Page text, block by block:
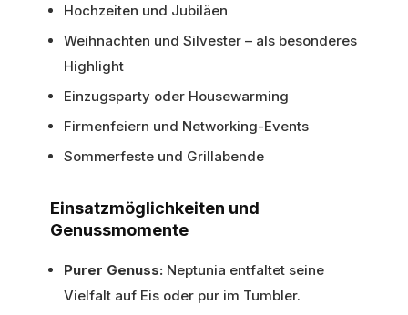
Hochzeiten und Jubiläen
Weihnachten und Silvester – als besonderes
Highlight
Einzugsparty oder Housewarming
Firmenfeiern und Networking-Events
Sommerfeste und Grillabende
Einsatzmöglichkeiten und
Genussmomente
Purer Genuss: Neptunia entfaltet seine
Vielfalt auf Eis oder pur im Tumbler.